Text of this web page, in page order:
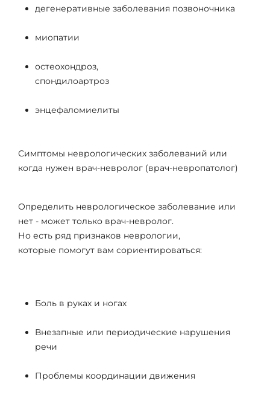
дегенеративные заболевания позвоночника
миопатии
остеохондроз,
спондилоартроз
энцефаломиелиты
Симптомы неврологических заболеваний или
когда нужен врач-невролог (врач-невропатолог)
Определить неврологическое заболевание или
нет - может только врач-невролог.
Но есть ряд признаков неврологии,
которые помогут вам сориентироваться:
Боль в руках и ногах
Внезапные или периодические нарушения
речи
Проблемы координации движения